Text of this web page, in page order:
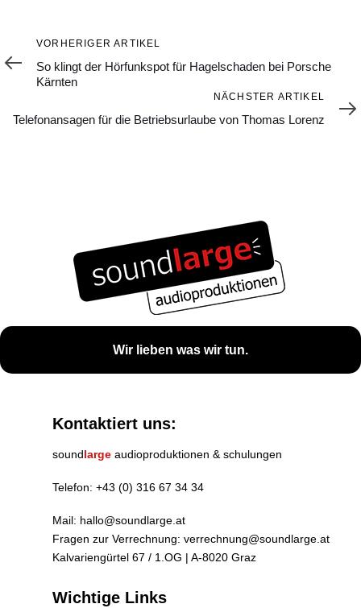
Vorheriger
Artikel
VORHERIGER ARTIKEL
So klingt der Hörfunkspot für Hagelschaden bei Porsche
Kärnten
Artikel
NÄCHSTER ARTIKEL
Telefonansagen für die Betriebsurlaube von Thomas Lorenz
Wir lieben was wir tun.
Kontaktiert uns:
soundlarge audioproduktionen & schulungen
Telefon: +43 (0) 316 67 34 34
Mail: hallo@soundlarge.at
Fragen zur Verrechnung: verrechnung@soundlarge.at
Kalvariengürtel 67 / 1.OG | A-8020 Graz
Wichtige Links